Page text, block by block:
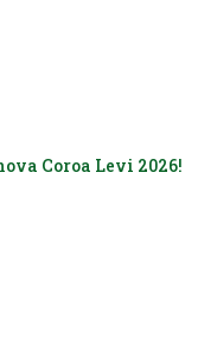
Coroa Levi 2026!